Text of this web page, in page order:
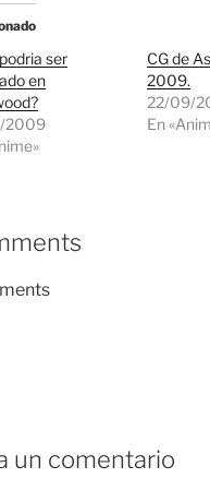
ser
en
2009
CG de
2009.
22/09/
En
un comentario